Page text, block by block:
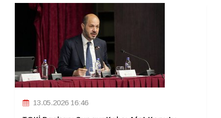
13.05.2026 16:46